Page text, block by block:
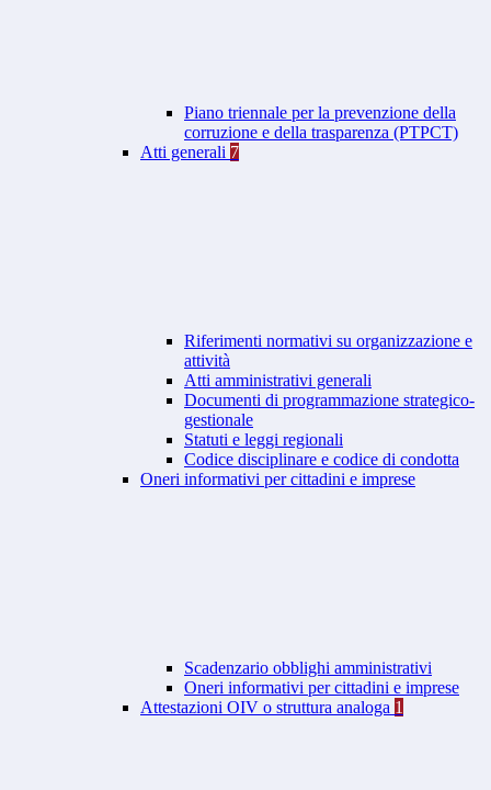
Piano triennale per la prevenzione della
corruzione e della trasparenza (PTPCT)
Atti generali 7
Riferimenti normativi su organizzazione e
attività
Atti amministrativi generali
Documenti di programmazione strategico-
gestionale
Statuti e leggi regionali
Codice disciplinare e codice di condotta
Oneri informativi per cittadini e imprese
Scadenzario obblighi amministrativi
Oneri informativi per cittadini e imprese
Attestazioni OIV o struttura analoga 1